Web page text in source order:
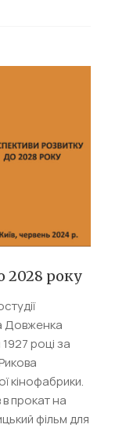
2028 року
Довженка
році за
кінофабрики.
прокат на
фільм для